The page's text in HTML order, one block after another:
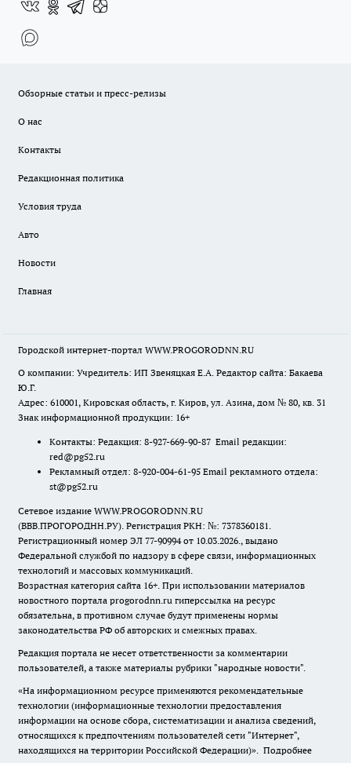
Обзорные статьи и пресс-релизы
О нас
Контакты
Редакционная политика
Условия труда
Авто
Новости
Главная
Городской интернет-портал WWW.PROGORODNN.RU
О компании: Учредитель: ИП Звеняцкая Е.А. Редактор сайта: Бакаева
Ю.Г.
Адрес: 610001, Кировская область, г. Киров, ул. Азина, дом № 80, кв. 31
Знак информационной продукции: 16+
Контакты: Редакция: 8-927-669-90-87 Email редакции:
red@pg52.ru
Рекламный отдел: 8-920-004-61-95 Email рекламного отдела:
st@pg52.ru
Сетевое издание WWW.PROGORODNN.RU
(ВВВ.ПРОГОРОДНН.РУ). Регистрация РКН: №: 7378360181.
Регистрационный номер ЭЛ 77-90994 от 10.03.2026., выдано
Федеральной службой по надзору в сфере связи, информационных
технологий и массовых коммуникаций.
Возрастная категория сайта 16+. При использовании материалов
новостного портала progorodnn.ru гиперссылка на ресурс
обязательна, в противном случае будут применены нормы
законодательства РФ об авторских и смежных правах.
Редакция портала не несет ответственности за комментарии
пользователей, а также материалы рубрики "народные новости".
«На информационном ресурсе применяются рекомендательные
технологии (информационные технологии предоставления
информации на основе сбора, систематизации и анализа сведений,
относящихся к предпочтениям пользователей сети "Интернет",
находящихся на территории Российской Федерации)». Подробнее